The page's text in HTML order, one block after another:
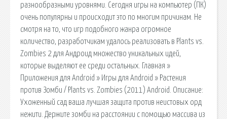
разнообразными уровнями. Сегодня игры на компьютер (ПК)
очень популярны и происходит это по многим причинам. Не
смотря на то, что игр подобного жанра огромное
количество, разработчикам удалось реализовать в Plants vs.
Zombies 2 для Андроид множество уникальных идей,
которые выделяют ее среди остальных. Главная »
Приложения для Android » Игры для Android » Растения
против Зомби / Plants vs. Zombies (2011) Android. Описание:
Ухоженный сад ваша лучшая защита против неистовых орд
нежити. Держите зомби на расстоянии с помощью массива из